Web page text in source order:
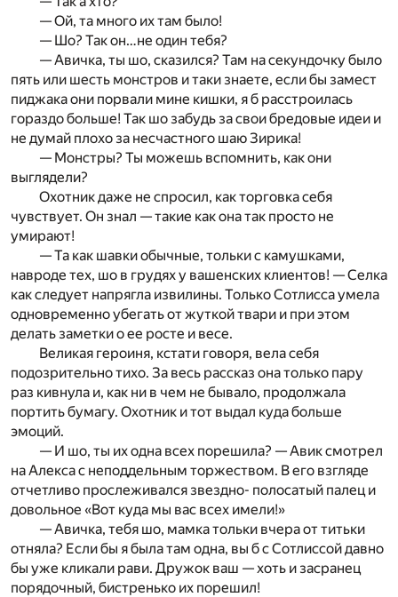
— Ой, та много их там было!
— Шо? Так он…не один тебя?
— Авичка, ты шо, сказился? Там на секундочку было
пять или шесть монстров и таки знаете, если бы замест
пиджака они порвали мине кишки, я б расстроилась
гораздо больше! Так шо забудь за свои бредовые идеи и
не думай плохо за несчастного шаю Зирика!
— Монстры? Ты можешь вспомнить, как они
выглядели?
Охотник даже не спросил, как торговка себя
чувствует. Он знал — такие как она так просто не
умирают!
— Та как шавки обычные, тольки с камушками,
навроде тех, шо в грудях у вашенских клиентов! — Селка
как следует напрягла извилины. Только Сотлисса умела
одновременно убегать от жуткой твари и при этом
делать заметки о ее росте и весе.
Великая героиня, кстати говоря, вела себя
подозрительно тихо. За весь рассказ она только пару
раз кивнула и, как ни в чем не бывало, продолжала
портить бумагу. Охотник и тот выдал куда больше
эмоций.
— И шо, ты их одна всех порешила? — Авик смотрел
на Алекса с неподдельным торжеством. В его взгляде
отчетливо прослеживался звездно- полосатый палец и
довольное «Вот куда мы вас всех имели!»
— Авичка, тебя шо, мамка тольки вчера от титьки
отняла? Если бы я была там одна, вы б с Сотлиссой давно
бы уже кликали рави. Дружок ваш — хоть и засранец
порядочный, бистренько их порешил!